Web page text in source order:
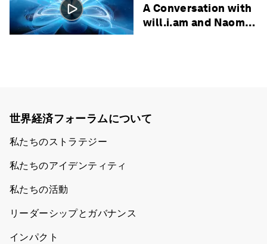
A Conversation with
will.i.am and Naomi
世界経済フォーラムについて
私たちのストラテジー
私たちのアイデンティティ
私たちの活動
リーダーシップとガバナンス
インパクト